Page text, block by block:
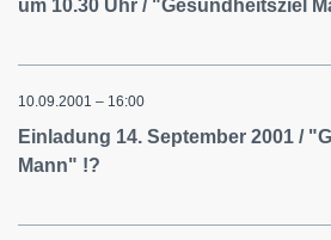
um 10.30 Uhr / "Gesundheitsziel
10.09.2001 – 16:00
Einladung 14. September 2001 /
Mann" !?